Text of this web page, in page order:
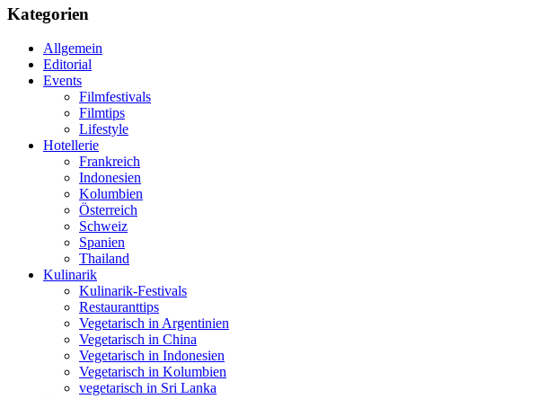
Kategorien
Allgemein
Editorial
Events
Filmfestivals
Filmtips
Lifestyle
Hotellerie
Frankreich
Indonesien
Kolumbien
Österreich
Schweiz
Spanien
Thailand
Kulinarik
Kulinarik-Festivals
Restauranttips
Vegetarisch in Argentinien
Vegetarisch in China
Vegetarisch in Indonesien
Vegetarisch in Kolumbien
vegetarisch in Sri Lanka